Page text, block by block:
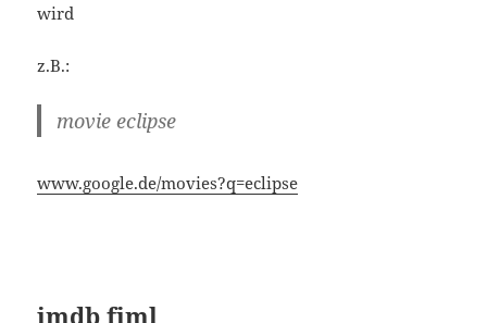
wird
z.B.:
movie eclipse
www.google.de/movies?q=eclipse
imdb fiml